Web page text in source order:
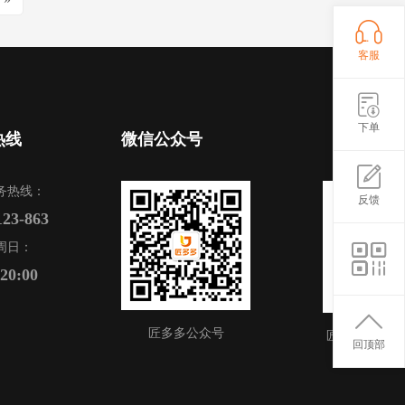
线
热线：
863
日：
微信公众号
匠多多公众号 匠多多APP（
客服
下单
反馈
回顶部